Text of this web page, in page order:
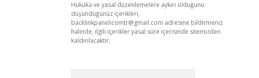
Hukuka ve yasal düzenlemelere aykırı olduğunu
düşündüğünüz içerikleri,
backlinkpanelicomtr@gmail.com adresine bildirmeniz
halinde, ilgili içerikler yasal süre içerisinde sitemizden
kaldırılacaktır.